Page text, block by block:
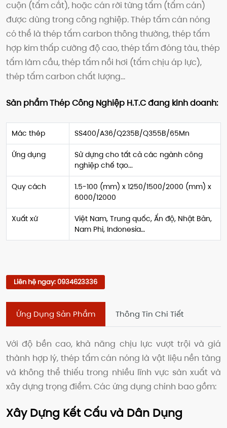
cuộn (tấm cắt), hoặc cán rời từng tấm (tấm cán)
được dùng trong công nghiệp. Thép tấm cán nóng
có thể là thép tấm carbon thông thường, thép tấm
hợp kim thấp cường độ cao, thép tấm đóng tàu, thép
tấm làm cầu, thép tấm nồi hơi (tấm chịu áp lực),
thép tấm carbon chất lượng…
Sản phẩm Thép Công Nghiệp H.T.C đang kinh doanh:
Mác thép SS400/A36/Q235B/Q355B/65Mn
Ứng dụng
Sử dựng cho tất cả các ngành công
nghiệp chế tạo...
Quy cách
1.5-100 (mm) x 1250/1500/2000 (mm) x
6000/12000
Xuất xứ
Việt Nam, Trung quốc, Ấn độ, Nhật Bản,
Nam Phi, Indonesia…
Liên hệ ngay: 0934623336
Ứng Dụng Sản Phẩm Thông Tin Chi Tiết
Với độ bền cao, khả năng chịu lực vượt trội và giá
thành hợp lý, thép tấm cán nóng là vật liệu nền tảng
và không thể thiếu trong nhiều lĩnh vực sản xuất và
xây dựng trọng điểm. Các ứng dụng chính bao gồm:
Xây Dựng Kết Cấu và Dân Dụng